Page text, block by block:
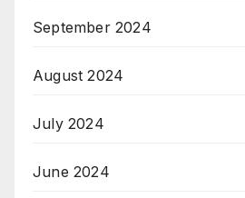
September 2024
August 2024
July 2024
June 2024